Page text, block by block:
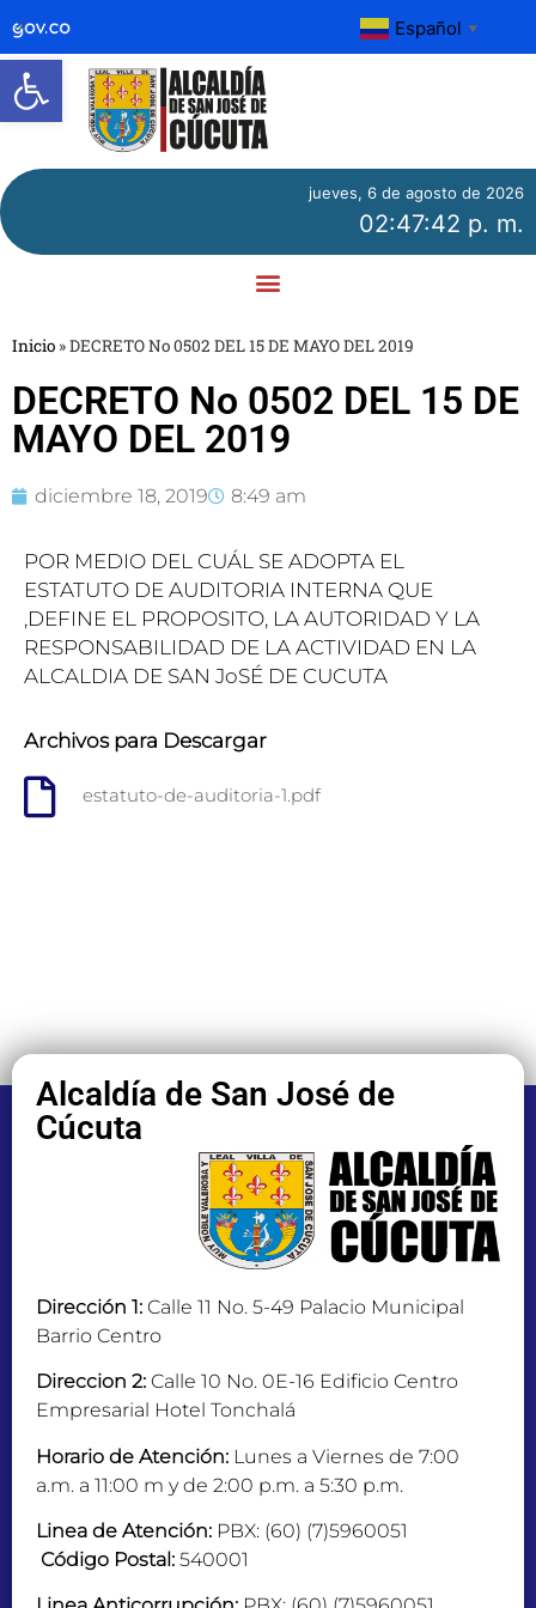
Abrir barra de herramientas
Español ▼
jueves, 6 de agosto de 2026
02:47:42 p. m.
Inicio »DECRETO No 0502 DEL 15 DE MAYO DEL 2019
DECRETO No 0502 DEL 15 DE
MAYO DEL 2019
diciembre 18, 2019 8:49 am
POR MEDIO DEL CUÁL SE ADOPTA EL
ESTATUTO DE AUDITORIA INTERNA QUE
,DEFINE EL PROPOSITO, LA AUTORIDAD Y LA
RESPONSABILIDAD DE LA ACTIVIDAD EN LA
ALCALDIA DE SAN JoSÉ DE CUCUTA
Archivos para Descargar
estatuto-de-auditoria-1.pdf
Alcaldía de San José de
Cúcuta
Dirección 1: Calle 11 No. 5-49 Palacio Municipal
Barrio Centro
Direccion 2: Calle 10 No. 0E-16 Edificio Centro
Empresarial Hotel Tonchalá
Horario de Atención: Lunes a Viernes de 7:00
a.m. a 11:00 m y de 2:00 p.m. a 5:30 p.m.
Linea de Atención: PBX: (60) (7)5960051
Código Postal: 540001